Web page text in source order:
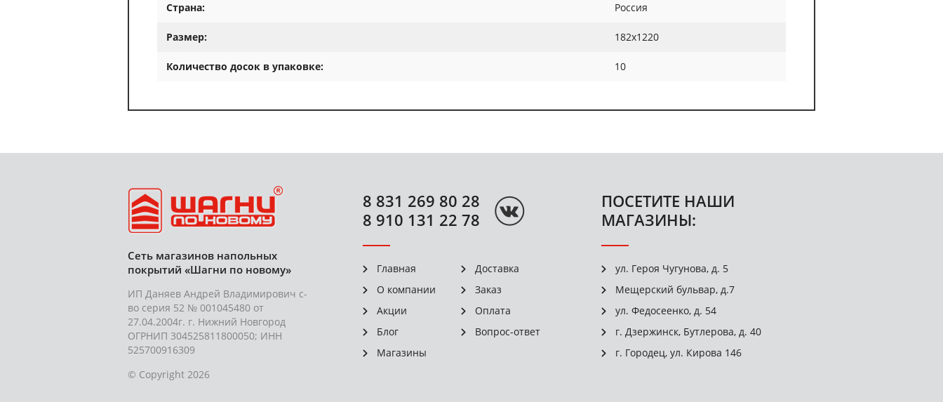
Страна: Россия
Размер: 182х1220
Количество досок в упаковке: 10
Сеть магазинов напольных
покрытий «Шагни по новому»
ИП Даняев Андрей Владимирович с-
во серия 52 № 001045480 от
27.04.2004г. г. Нижний Новгород
ОГРНИП 304525811800050; ИНН
525700916309
© Copyright 2026
8 831 269 80 28
8 910 131 22 78
Главная
О компании
Акции
Блог
Магазины
Доставка
Заказ
Оплата
Вопрос-ответ
ПОСЕТИТЕ НАШИ
МАГАЗИНЫ:
ул. Героя Чугунова, д. 5
Мещерский бульвар, д.7
ул. Федосеенко, д. 54
г. Дзержинск, Бутлерова, д. 40
г. Городец, ул. Кирова 146